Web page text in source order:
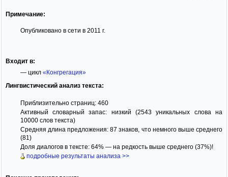
Примечание:
Опубликовано в сети в 2011 г.
Входит в:
— цикл «Конгрегация»
Лингвистический анализ текста:
Приблизительно страниц: 460
Активный словарный запас: низкий (2543 уникальных слова на
10000 слов текста)
Средняя длина предложения: 87 знаков, что немного выше среднего
(81)
Доля диалогов в тексте: 64% — на редкость выше среднего (37%)!
подробные результаты анализа >>